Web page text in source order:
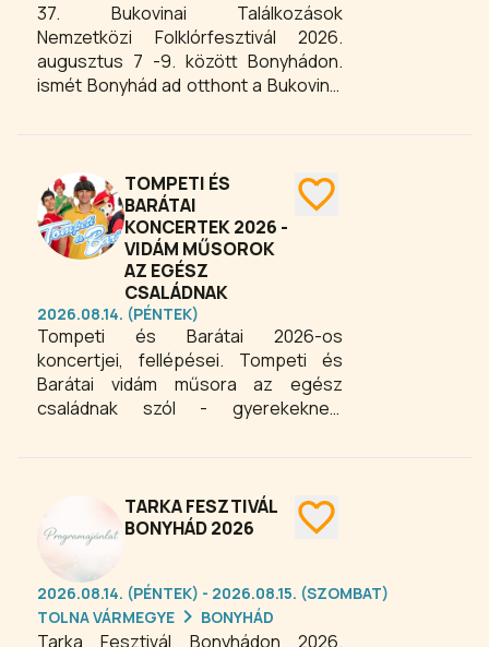
37. Bukovinai Találkozások
Nemzetközi Folklórfesztivál 2026.
augusztus 7 -9. között Bonyhádon.
ismét Bonyhád ad otthont a Bukovinai
Folklórfesztiválnak, amely évtizedek
Európa egyik legjelentősebb
hagyományőrző rendezvénye. Három
napon át színes folklórműsorok,
népzenei koncertek,
néptáncbemutatók, kiállítások,
kézműves foglalkozások,
gasztronómiai élmények és a
hagyományos Székelybál várja az
érdeklődőket.
TOMPETI ÉS
BARÁTAI
KONCERTEK 2026 -
VIDÁM MŰSOROK
AZ EGÉSZ
CSALÁDNAK
2026.08.14. (PÉNTEK)
Tompeti és Barátai 2026-os
koncertjei, fellépései. Tompeti és
Barátai vidám műsora az egész
családnak szól - gyerekeknek,
és felnőttes gyerekeknek - egyszóval
bepillantana Tompeti varázslatos
világába, és szeretne egy órácskára
újra gyerek lenni.
TARKA FESZTIVÁL
BONYHÁD 2026
2026.08.14. (PÉNTEK) - 2026.08.15. (SZOMBAT)
TOLNA VÁRMEGYE
BONYHÁD
Tarka Fesztivál Bonyhádon 2026.